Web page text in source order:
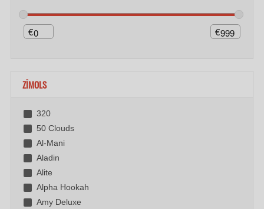
€ €
ZĪMOLS
320
50 Clouds
Al-Mani
Aladin
Alite
Alpha Hookah
Amy Deluxe